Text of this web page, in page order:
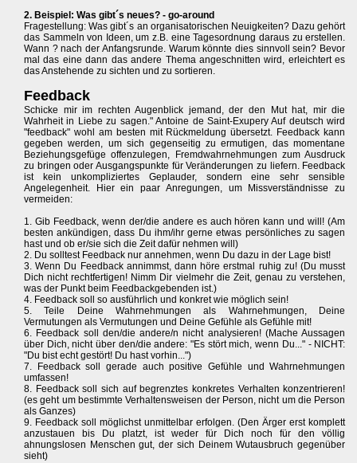
2. Beispiel: Was gibt´s neues? - go-around
Fragestellung: Was gibt´s an organisatorischen Neuigkeiten? Dazu gehört
das Sammeln von Ideen, um z.B. eine Tagesordnung daraus zu erstellen.
Wann ? nach der Anfangsrunde. Warum könnte dies sinnvoll sein? Bevor
mal das eine dann das andere Thema angeschnitten wird, erleichtert es
das Anstehende zu sichten und zu sortieren.
Feedback
Schicke mir im rechten Augenblick jemand, der den Mut hat, mir die
Wahrheit in Liebe zu sagen." Antoine de Saint-Exupery Auf deutsch wird
"feedback" wohl am besten mit Rückmeldung übersetzt. Feedback kann
gegeben werden, um sich gegenseitig zu ermutigen, das momentane
Beziehungsgefüge offenzulegen, Fremdwahrnehmungen zum Ausdruck
zu bringen oder Ausgangspunkte für Veränderungen zu liefern. Feedback
ist kein unkompliziertes Geplauder, sondern eine sehr sensible
Angelegenheit. Hier ein paar Anregungen, um Missverständnisse zu
vermeiden:
1. Gib Feedback, wenn der/die andere es auch hören kann und will! (Am
besten ankündigen, dass Du ihm/ihr gerne etwas persönliches zu sagen
hast und ob er/sie sich die Zeit dafür nehmen will)
2. Du solltest Feedback nur annehmen, wenn Du dazu in der Lage bist!
3. Wenn Du Feedback annimmst, dann höre erstmal ruhig zu! (Du musst
Dich nicht rechtfertigen! Nimm Dir vielmehr die Zeit, genau zu verstehen,
was der Punkt beim Feedbackgebenden ist.)
4. Feedback soll so ausführlich und konkret wie möglich sein!
5. Teile Deine Wahrnehmungen als Wahrnehmungen, Deine
Vermutungen als Vermutungen und Deine Gefühle als Gefühle mit!
6. Feedback soll den/die andere/n nicht analysieren! (Mache Aussagen
über Dich, nicht über den/die andere: "Es stört mich, wenn Du..." - NICHT:
"Du bist echt gestört! Du hast vorhin...")
7. Feedback soll gerade auch positive Gefühle und Wahrnehmungen
umfassen!
8. Feedback soll sich auf begrenztes konkretes Verhalten konzentrieren!
(es geht um bestimmte Verhaltensweisen der Person, nicht um die Person
als Ganzes)
9. Feedback soll möglichst unmittelbar erfolgen. (Den Ärger erst komplett
anzustauen bis Du platzt, ist weder für Dich noch für den völlig
ahnungslosen Menschen gut, der sich Deinem Wutausbruch gegenüber
sieht)